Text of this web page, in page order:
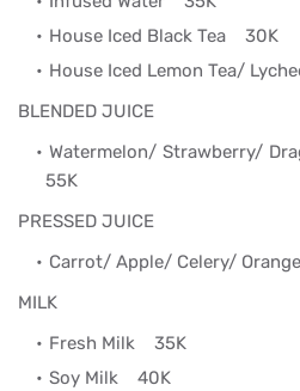
House Iced Black Tea 30K
House Iced Lemon Tea/
BLENDED JUICE
Watermelon/ Strawberry/
55K
PRESSED JUICE
Carrot/ Apple/ Celery/
MILK
Fresh Milk 35K
Soy Milk 40K